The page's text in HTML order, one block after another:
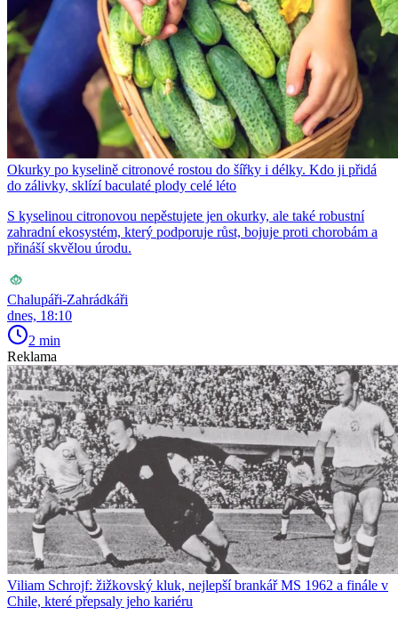
Okurky po kyselině citronové rostou do šířky i délky. Kdo ji přidá
do zálivky, sklízí baculaté plody celé léto
S kyselinou citronovou nepěstujete jen okurky, ale také robustní
zahradní ekosystém, který podporuje růst, bojuje proti chorobám a
přináší skvělou úrodu.
Chalupáři-Zahrádkáři
dnes, 18:10
2 min
Reklama
Viliam Schrojf: žižkovský kluk, nejlepší brankář MS 1962 a finále v
Chile, které přepsaly jeho kariéru